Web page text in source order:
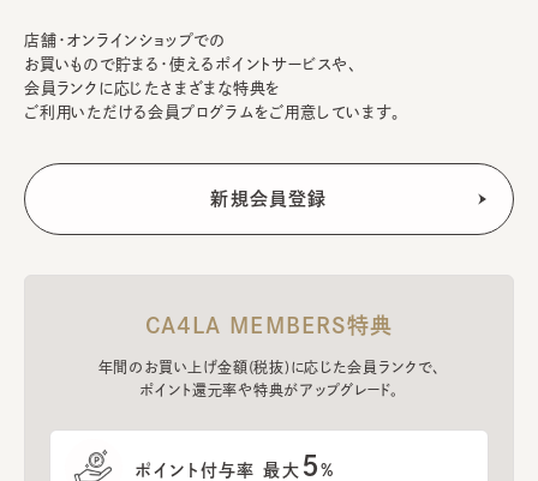
店舗・オンラインショップでの
お買いもので貯まる・使えるポイントサービスや、
会員ランクに応じたさまざまな特典を
ご利用いただける会員プログラムをご用意しています。
CA4LA MEMBERS特典
年間のお買い上げ金額(税抜)に応じた会員ランクで、
ポイント還元率や特典がアップグレード。
ポイント付与率 最大 5%